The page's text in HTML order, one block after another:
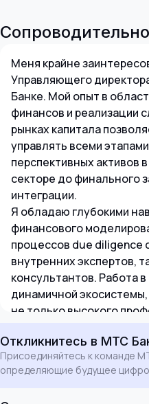
Меня крайне
Управляющего
Банке. Мой опыт в
финансов и реализации
рынках капитала
управлять всеми
перспективных активов
секторе до финального
интеграции.
Я обладаю глубокими
финансового
процессов due diligence
внутренних экспертов,
консультантов. Работа в
динамичной
не только высокого
командах, что является
сильных сторон.
Уверен, что мой опыт
Откликнитесь в МТС
Присоединяйтесь к команде
определяющие будущее